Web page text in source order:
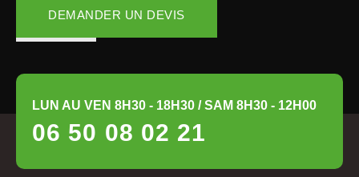
DEMANDER UN DEVIS
LUN AU VEN 8H30 - 18H30 / SAM 8H30 - 12H00
06 50 08 02 21